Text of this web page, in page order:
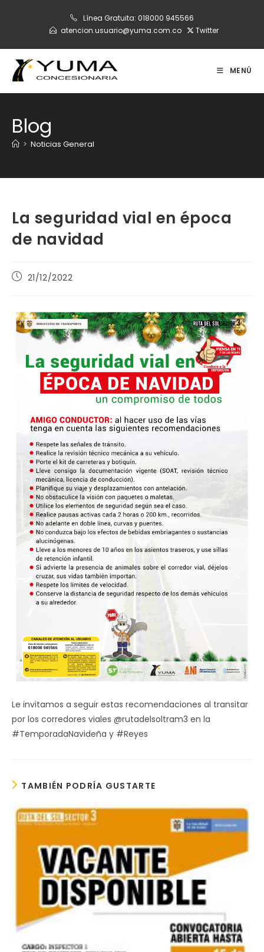
Línea Gratuita: 018000 945566
atencion.usuario@yuma.com.co
Twitter
MENÚ
Blog
> Noticias General
La seguridad vial en época
de navidad
Publicación
entrada:
21/12/2022
Le invitamos a seguir estas recomendaciones al transitar
por los corredores viales @rutadelsoltram3 en la
#TemporadaNavideña y #Reyes
TAMBIÉN PODRÍA GUSTARTE